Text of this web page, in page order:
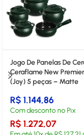
Jogo De Panelas De
Ceraflame New
(Joy) 5 peças – Matte
R$1.144,86
Com desconto no Pix
R$1.272,07